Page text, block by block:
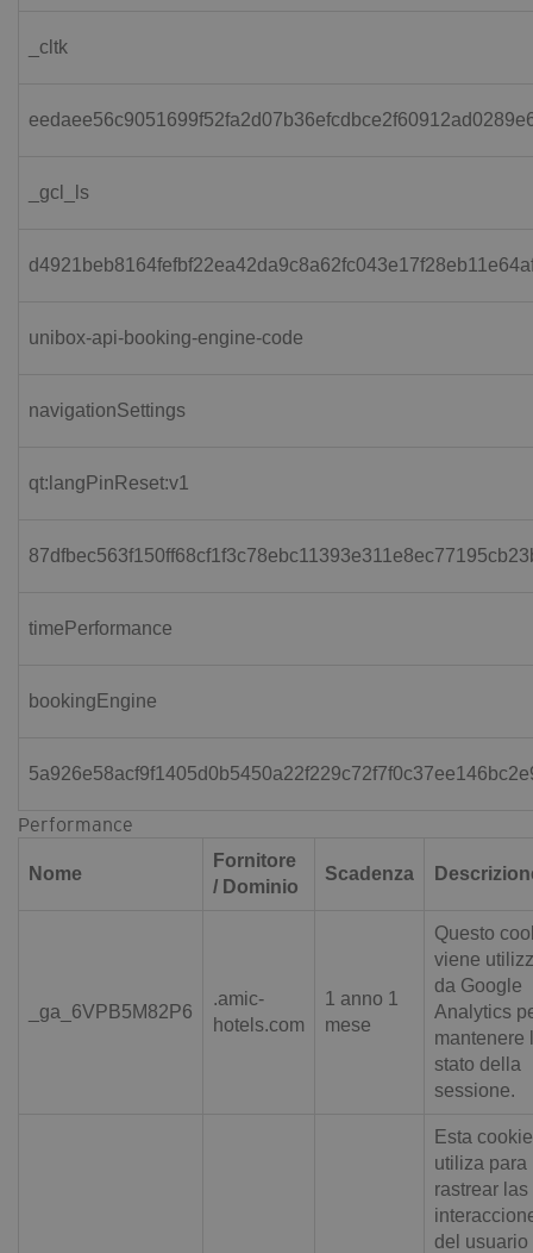
_cltk
_gcl_ls
unibox-api-booking-engine-code
navigationSettings
qt:langPinReset:v1
timePerformance
bookingEngine
Performance
Nome
Fornitore
/ Dominio
Scadenza
_ga_6VPB5M82P6
.amic-
hotels.com
1 anno 1
mese
Questo
viene
da Google
Analytics
mantenere
stato della
sessione.
Esta
utiliza para
rastrear las
del usuario